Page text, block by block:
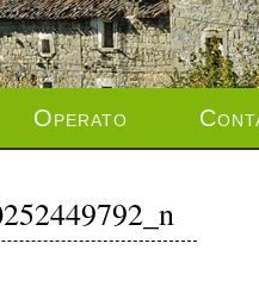
Operato